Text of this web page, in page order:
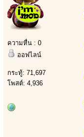
ความหื่น : 0
ออฟไลน์
กระทู้: 71,697
โพสต์: 4,936